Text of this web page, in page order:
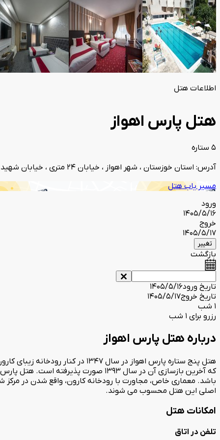
اطلاعات هتل
هتل پارس اهواز
5 ستاره
آدرس: استان خوزستان ، شهر اهواز ، خیابان 24 متری ، خیابان شهید عابدی ،
مسیر یاب هتل
ورود
1405/5/16
خروج
1405/5/17
تغییر
بازگشت
تاریخ ورود1405/5/16
تاریخ خروج1405/5/17
1 شب
رزرو برای 1 شب
درباره هتل پارس اهواز
هتل پنج ستاره پارس اهواز در
باشد. معماری خاص، مجاورت با رودخانه کارون، واقع شدن در مرکز
اصلی این هتل محسوب می شوند.
امکانات هتل
تلفن در اتاق